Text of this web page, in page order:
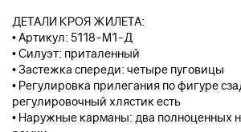
ДЕТАЛИ КРОЯ ЖИЛЕТА:
• Артикул: 5118-М1-Д
• Силуэт: приталенный
• Застежка спереди: четыре пуговицы
• Регулировка прилегания по фигуре
регулировочный хлястик есть
• Наружные карманы: два полноценных